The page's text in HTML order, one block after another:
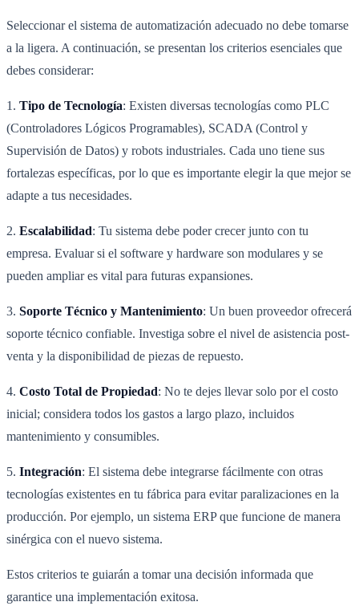
Seleccionar el sistema de automatización adecuado no debe tomarse
a la ligera. A continuación, se presentan los criterios esenciales que
debes considerar:
1. Tipo de Tecnología: Existen diversas tecnologías como PLC
(Controladores Lógicos Programables), SCADA (Control y
Supervisión de Datos) y robots industriales. Cada uno tiene sus
fortalezas específicas, por lo que es importante elegir la que mejor se
adapte a tus necesidades.
2. Escalabilidad: Tu sistema debe poder crecer junto con tu
empresa. Evaluar si el software y hardware son modulares y se
pueden ampliar es vital para futuras expansiones.
3. Soporte Técnico y Mantenimiento: Un buen proveedor ofrecerá
soporte técnico confiable. Investiga sobre el nivel de asistencia post-
venta y la disponibilidad de piezas de repuesto.
4. Costo Total de Propiedad: No te dejes llevar solo por el costo
inicial; considera todos los gastos a largo plazo, incluidos
mantenimiento y consumibles.
5. Integración: El sistema debe integrarse fácilmente con otras
tecnologías existentes en tu fábrica para evitar paralizaciones en la
producción. Por ejemplo, un sistema ERP que funcione de manera
sinérgica con el nuevo sistema.
Estos criterios te guiarán a tomar una decisión informada que
garantice una implementación exitosa.